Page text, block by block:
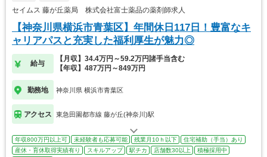
セイムス 藤が丘薬局 株式会社富士薬品の薬剤師求人
【神奈川県横浜市青葉区】年間休日117日！豊富なキ
ャリアパスと充実した福利厚生が魅力◎
給与
【月収】34.4万円～59.2万円諸手当含む
【年収】487万円～849万円
勤務地 神奈川県 横浜市青葉区
アクセス 東急田園都市線 藤が丘(神奈川)駅
年収800万円以上可 未経験者も応募可能 残業月10ｈ以下
住宅補助（手当）あり
産休・育休取得実績有り
スキルアップ 駅チカ 店舗数30以上
積極採用中